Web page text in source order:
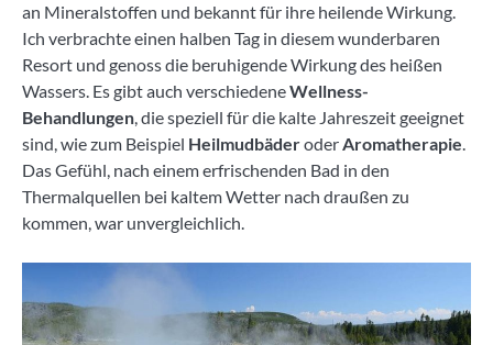
an Mineralstoffen und bekannt für ihre heilende Wirkung.
Ich verbrachte einen halben Tag in diesem wunderbaren
Resort und genoss die beruhigende Wirkung des heißen
Wassers. Es gibt auch verschiedeneWellness-
Behandlungen, die speziell für die kalte Jahreszeit geeignet
sind, wie zum Beispiel HeilmudbäderoderAromatherapie.
Das Gefühl, nach einem erfrischenden Bad in den
Thermalquellen bei kaltem Wetter nach draußen zu
kommen, war unvergleichlich.